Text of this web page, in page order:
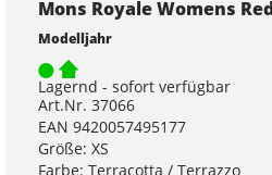
Mons Royale Womens
Modelljahr
Lagernd - sofort verfügbar
Art.Nr. 37066
EAN 9420057495177
Größe: XS
Farbe: Terracotta / Terrazzo